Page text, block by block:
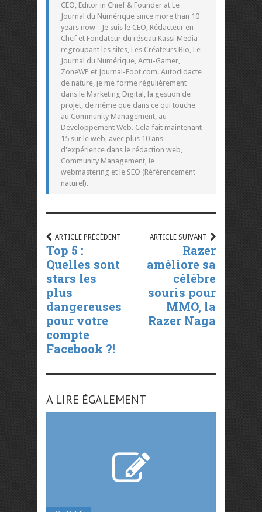
CEO, Editor in Chief & Founder at Le
Journal du Numérique since more than 10
years now - Je suis le CEO, Rédacteur en
Chef et Fondateur du réseau Kassi Media
regroupant les sites, Les Créateurs Bio, Le
Journal du Numérique, Actu-Gamer,
ZoneWP et Journal-Foot.com. Autodidacte
de nature, je me forme régulièrement
dans le Marketing Digital, la gestion de
projet, de même que dans ce qui touche
au Community Management, au
Developpement Web. Cela fait maintenant
15 sur le web, avec plus 10 ans
d'expérience dans le rédaction web,
Community Management, le
webmastering et le SEO (Référencement
naturel).
ARTICLE PRÉCÉDENT
Top 5 :
Quelles sont
stars les
plus
dangereuses
pour votre
compte
Facebook ?!
ARTICLE SUIVANT
Razer
améliore sa
célèbre
souris pour
MMO, la
Razer Naga
A LIRE ÉGALEMENT